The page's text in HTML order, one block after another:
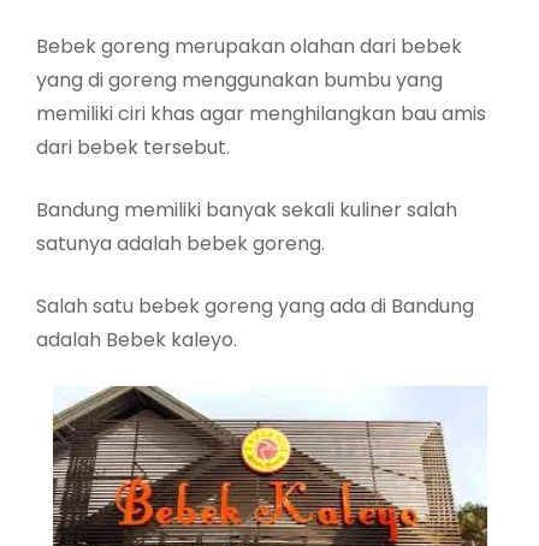
Bebek goreng merupakan olahan dari bebek
yang di goreng menggunakan bumbu yang
memiliki ciri khas agar menghilangkan bau amis
dari bebek tersebut.
Bandung memiliki banyak sekali kuliner salah
satunya adalah bebek goreng.
Salah satu bebek goreng yang ada di Bandung
adalah Bebek kaleyo.